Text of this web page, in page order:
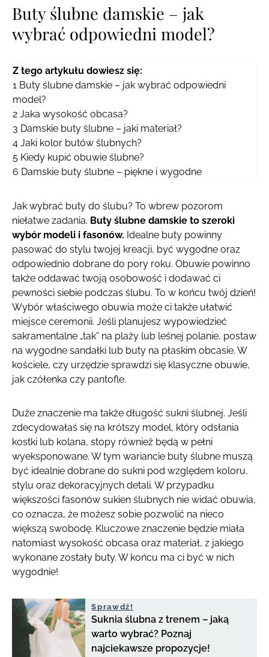
Buty ślubne damskie – jak
wybrać odpowiedni model?
Z tego artykułu dowiesz się:
1 Buty ślubne damskie – jak wybrać odpowiedni
model?
2 Jaka wysokość obcasa?
3 Damskie buty ślubne – jaki materiał?
4 Jaki kolor butów ślubnych?
5 Kiedy kupić obuwie ślubne?
6 Damskie buty ślubne – piękne i wygodne
Jak wybrać buty do ślubu? To wbrew pozorom
niełatwe zadania. Buty ślubne damskie to szeroki
wybór modeli i fasonów. Idealne buty powinny
pasować do stylu twojej kreacji, być wygodne oraz
odpowiednio dobrane do pory roku. Obuwie powinno
także oddawać twoją osobowość i dodawać ci
pewności siebie podczas ślubu. To w końcu twój dzień!
Wybór właściwego obuwia może ci także ułatwić
miejsce ceremonii. Jeśli planujesz wypowiedzieć
sakramentalne „tak” na plaży lub leśnej polanie, postaw
na wygodne sandałki lub buty na płaskim obcasie. W
kościele, czy urzędzie sprawdzi się klasyczne obuwie,
jak czółenka czy pantofle.
Duże znaczenie ma także długość sukni ślubnej. Jeśli
zdecydowałaś się na krótszy model, który odsłania
kostki lub kolana, stopy również będą w pełni
wyeksponowane. W tym wariancie buty ślubne muszą
być idealnie dobrane do sukni pod względem koloru,
stylu oraz dekoracyjnych detali. W przypadku
większości fasonów sukien ślubnych nie widać obuwia,
co oznacza, że możesz sobie pozwolić na nieco
większą swobodę. Kluczowe znaczenie będzie miała
natomiast wysokość obcasa oraz materiał, z jakiego
wykonane zostały buty. W końcu ma ci być w nich
wygodnie!
Sprawdź!
Suknia ślubna z trenem – jaką
warto wybrać? Poznaj
najciekawsze propozycje!